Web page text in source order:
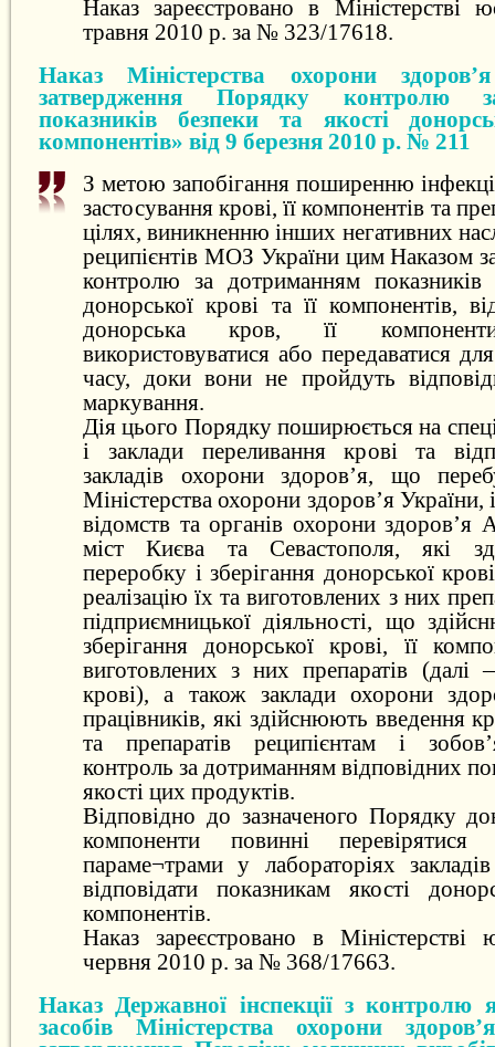
Наказ зареєстровано в Міністерстві
травня 2010 р. за № 323/17618.
Наказ Міністерства охорони
затвердження Порядку контролю
показників безпеки та якості
компонентів» від 9 березня 2010 р. № 211
З метою запобігання поширенню
застосування крові, її компонентів та
цілях, виникненню інших негативних
реципієнтів МОЗ України цим Наказом
контролю за дотриманням показників
донорської крові та її компонентів,
донорська кров, її
використовуватися або передаватися
часу, доки вони не пройдуть
маркування.
Дія цього Порядку поширюється на
і заклади переливання крові та
закладів охорони здоров’я, що
Міністерства охорони здоров’я України,
відомств та органів охорони здоров’я
міст Києва та Севастополя, які
переробку і зберігання донорської
реалізацію їх та виготовлених з них
підприємницької діяльності, що
зберігання донорської крові, її
виготовлених з них препаратів
крові), а також заклади охорони
працівників, які здійснюють введення
та препаратів реципієнтам і
контроль за дотриманням відповідних
якості цих продуктів.
Відповідно до зазначеного Порядку
компоненти повинні перевірятися
параме¬трами у лабораторіях
відповідати показникам якості
компонентів.
Наказ зареєстровано в Міністерстві
червня 2010 р. за № 368/17663.
Наказ Державної інспекції з контролю
засобів Міністерства охорони